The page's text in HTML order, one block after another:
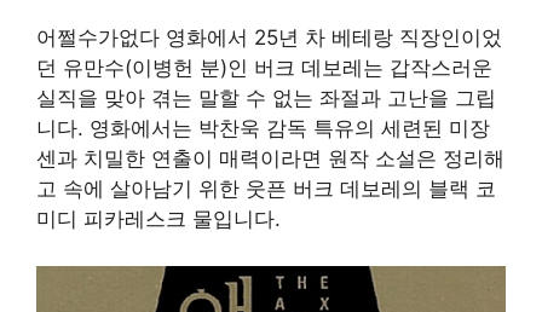
어쩔수가없다 영화에서 25년 차 베테랑 직장인이었
던 유만수(이병헌 분)인 버크 데보레는 갑작스러운
실직을 맞아 겪는 말할 수 없는 좌절과 고난을 그립
니다. 영화에서는 박찬욱 감독 특유의 세련된 미장
센과 치밀한 연출이 매력이라면 원작 소설은 정리해
고 속에 살아남기 위한 웃픈 버크 데보레의 블랙 코
미디 피카레스크 물입니다.